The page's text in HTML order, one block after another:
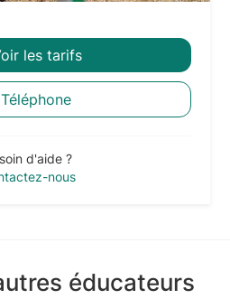
les tarifs
Téléphone
d'aide ?
nous
éducateurs